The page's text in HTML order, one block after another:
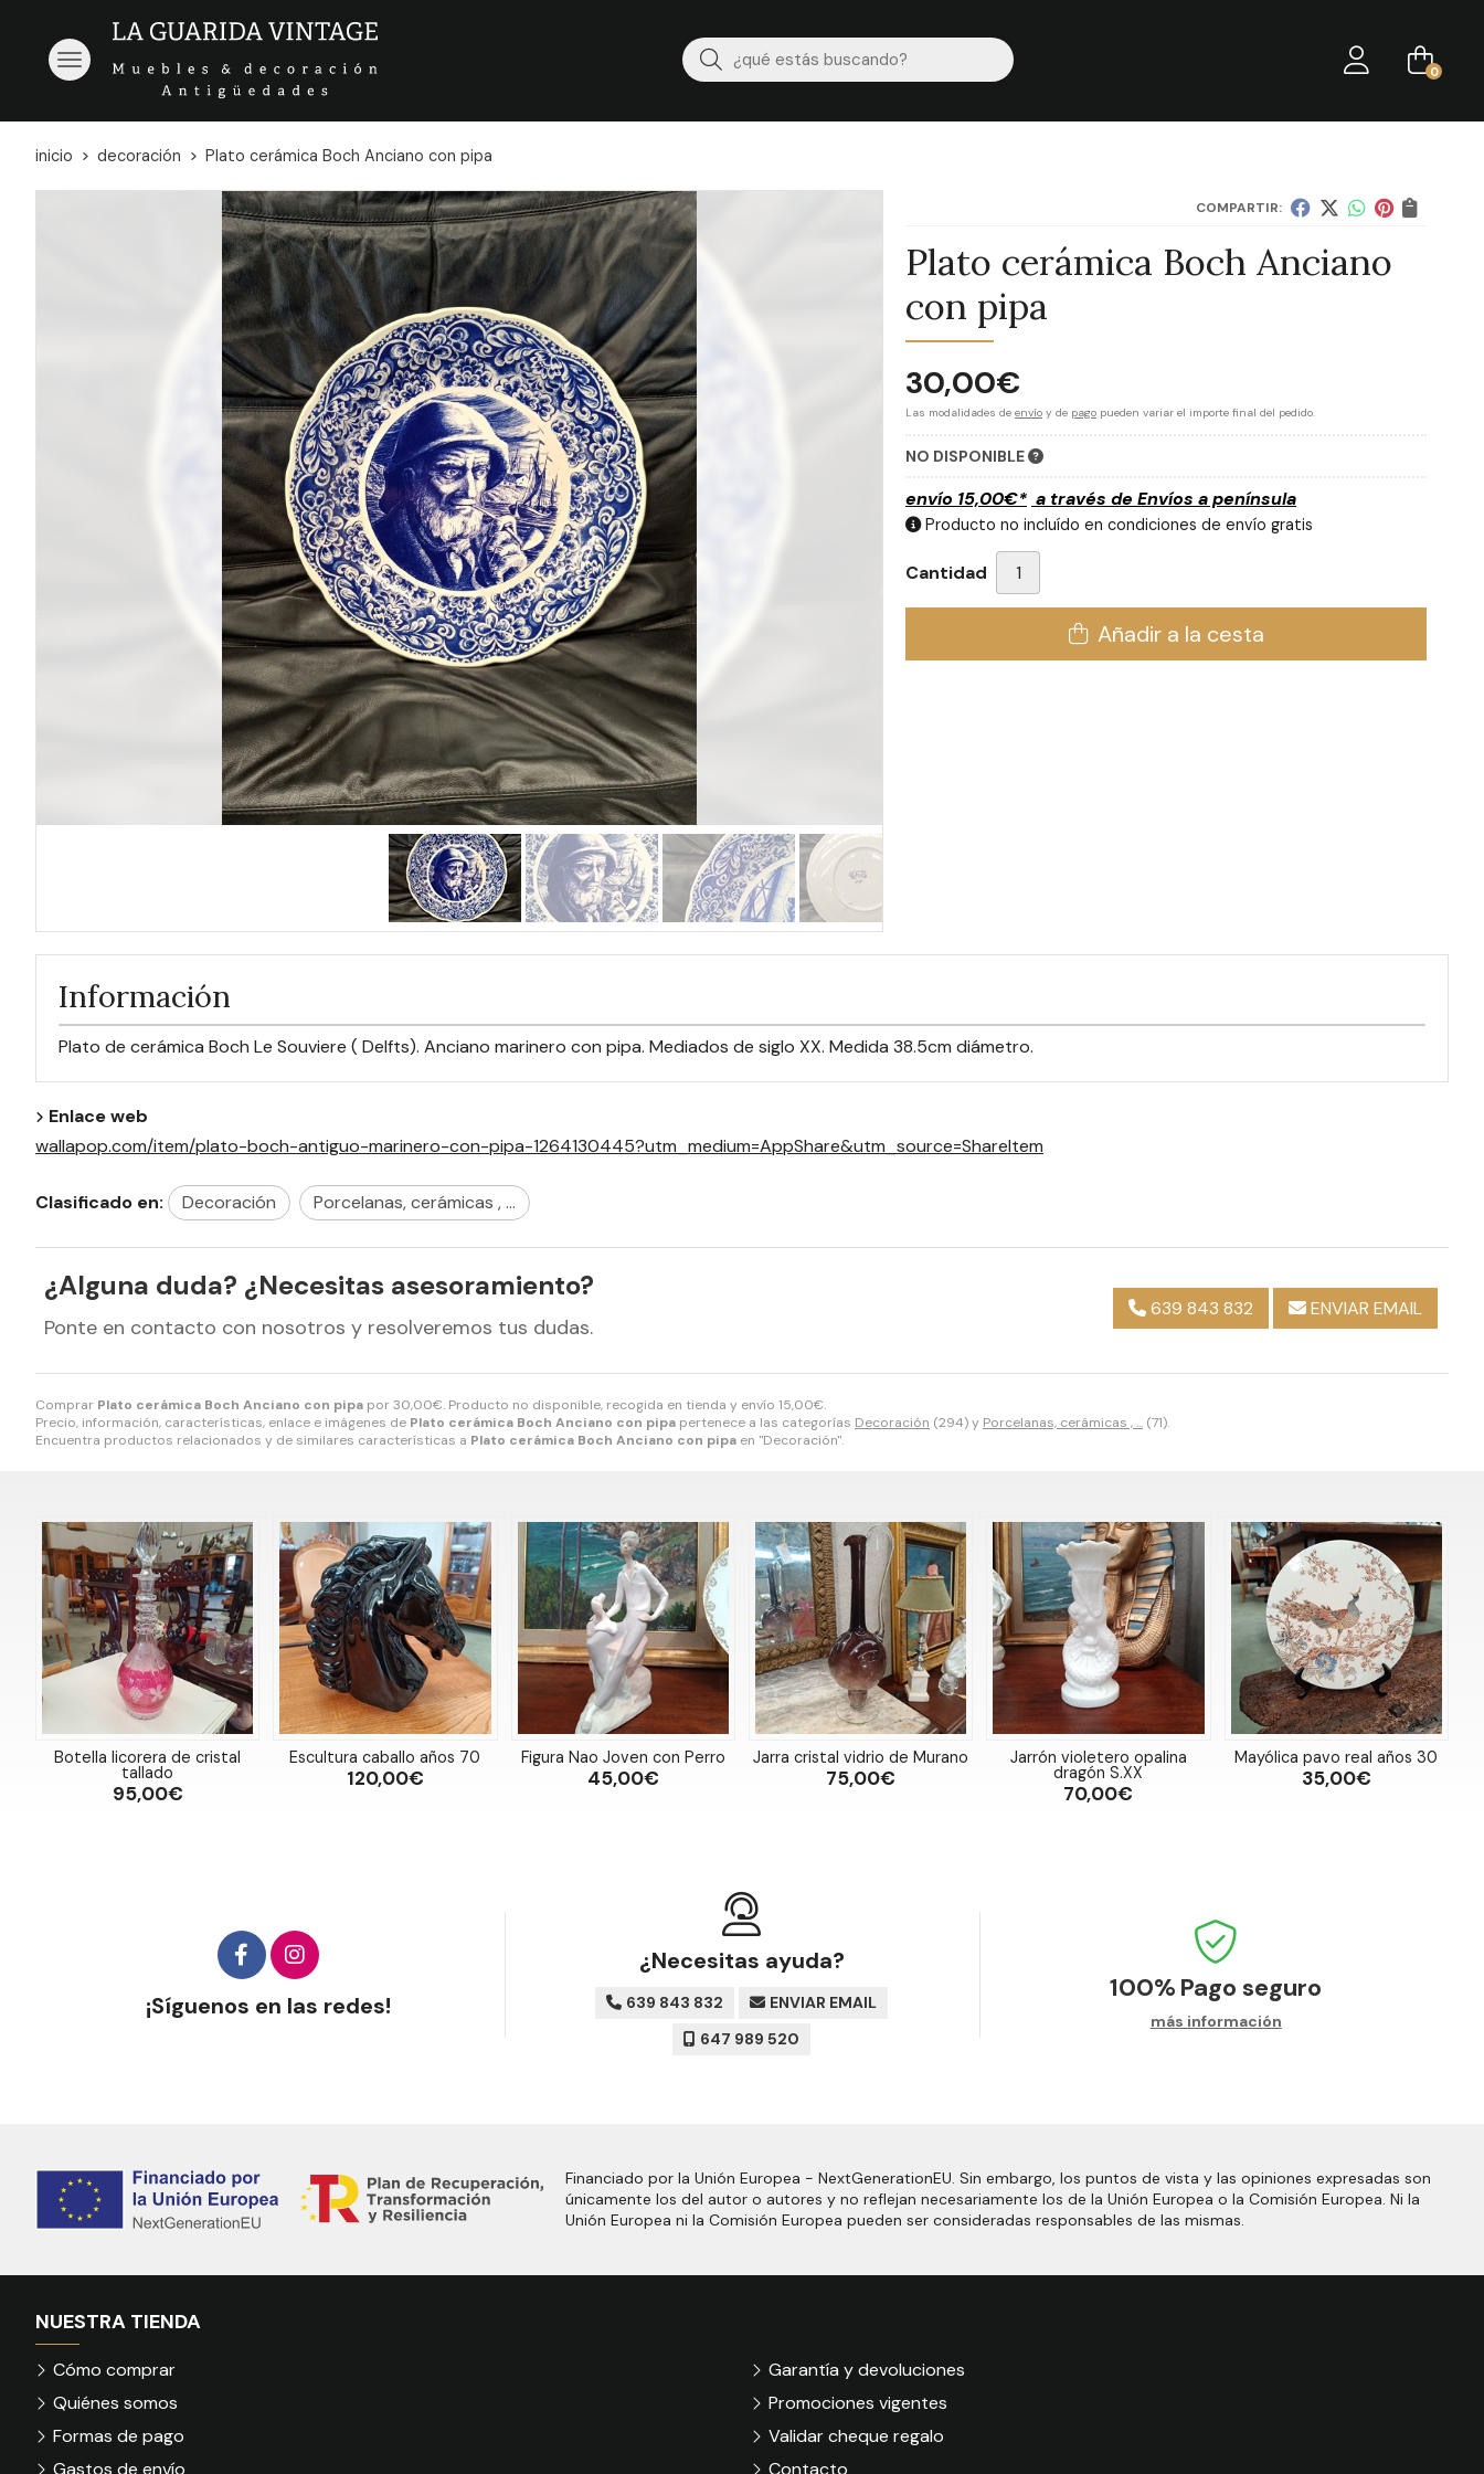
Buscar 0
inicio decoración Plato cerámica Boch Anciano con pipa
COMPARTIR:
Plato cerámica Boch Anciano
con pipa
30,00€
Las modalidades de envío y de pago pueden variar el importe final del pedido.
NO DISPONIBLE
envío 15,00€* a través de Envíos a península
Producto no incluído en condiciones de envío gratis
Cantidad
Añadir a la cesta
Comprar Plato cerámica Boch Anciano con pipa por30,00€. Producto no disponible, recogida en tienda y envío 15,00€.
Precio, información, características, enlace e imágenes de Plato cerámica Boch Anciano con pipa pertenece a las categorías Decoración (294) y Porcelanas, cerámicas , ... (71).
Encuentra productos relacionados y de similares características a Plato cerámica Boch Anciano con pipa en "Decoración".
Información
Plato de cerámica Boch Le Souviere ( Delfts). Anciano marinero con pipa. Mediados de siglo XX. Medida 38.5cm diámetro.
Enlace web
wallapop.com/item/plato-boch-antiguo-marinero-con-pipa-1264130445?utm_medium=AppShare&utm_source=ShareItem
Clasificado en: Decoración Porcelanas, cerámicas , ...
¿Alguna duda? ¿Necesitas asesoramiento?
Ponte en contacto con nosotros y resolveremos tus dudas.
639 843 832 ENVIAR EMAIL
Botella licorera de cristal
tallado
95,00€
Escultura caballo años 70
120,00€
Figura Nao Joven con Perro
45,00€
Jarra cristal vidrio de Murano
75,00€
Jarrón violetero opalina
dragón S.XX
70,00€
Mayólica pavo real años 30
35,00€
¡Síguenos en las redes!
¿Necesitas ayuda?
639 843 832
ENVIAR EMAIL
647 989 520
100% Pago seguro
más información
Financiado por la Unión Europea - NextGenerationEU. Sin embargo, los puntos de vista y las opiniones expresadas son
únicamente los del autor o autores y no reflejan necesariamente los de la Unión Europea o la Comisión Europea. Ni la
Unión Europea ni la Comisión Europea pueden ser consideradas responsables de las mismas.
NUESTRA TIENDA
Cómo comprar
Quiénes somos
Formas de pago
Gastos de envío
Garantía y devoluciones
Promociones vigentes
Validar cheque regalo
Contacto